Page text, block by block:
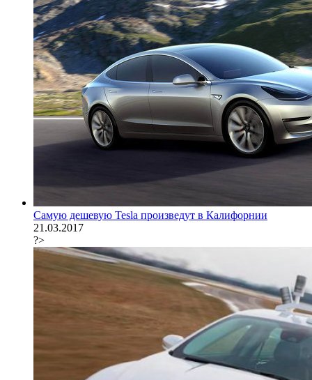
Самую дешевую Tesla произведут в Калифорнии
21.03.2017
?>